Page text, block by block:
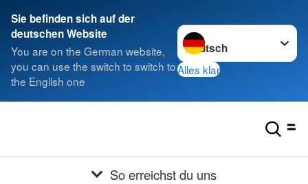
Sie befinden sich auf der
deutschen Website
You are on the German website,
you can use the switch to switch to
the English one
Sprache wechseln zu
Alles klar
So erreichst du uns